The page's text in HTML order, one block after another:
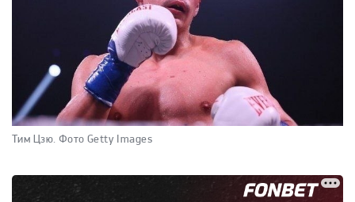
Тим Цзю. Фото Getty Images